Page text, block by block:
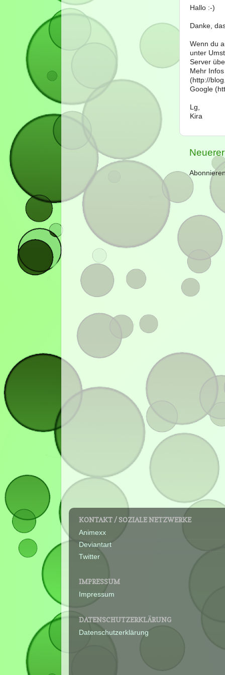
Hallo :-)
Danke,
Wenn du
unter
Server
Mehr
(http://
Google
Lg,
Kira
KONTAKT / SOZIALE NETZWERKE
Animexx
Deviantart
Twitter
IMPRESSUM
Impressum
DATENSCHUTZERKLÄRUNG
Datenschutzerklärung